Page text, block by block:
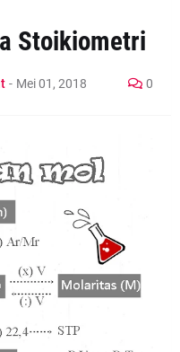
Stoikiometri
- Mei 01, 2018 0